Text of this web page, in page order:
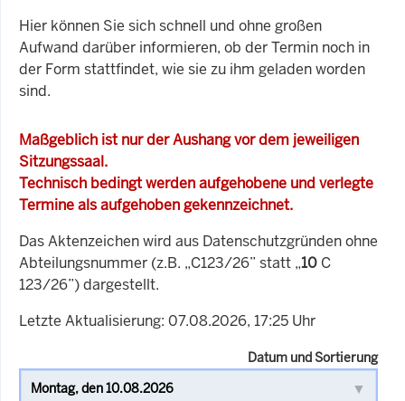
Hier können Sie sich schnell und ohne großen
Aufwand darüber informieren, ob der Termin noch in
der Form stattfindet, wie sie zu ihm geladen worden
sind.
Maßgeblich ist nur der Aushang vor dem jeweiligen
Sitzungssaal.
Technisch bedingt werden aufgehobene und verlegte
Termine als aufgehoben gekennzeichnet.
Das Aktenzeichen wird aus Datenschutzgründen ohne
Abteilungsnummer (z.B. „C123/26” statt „10 C
123/26”) dargestellt.
Letzte Aktualisierung: 07.08.2026, 17:25 Uhr
Datum und Sortierung